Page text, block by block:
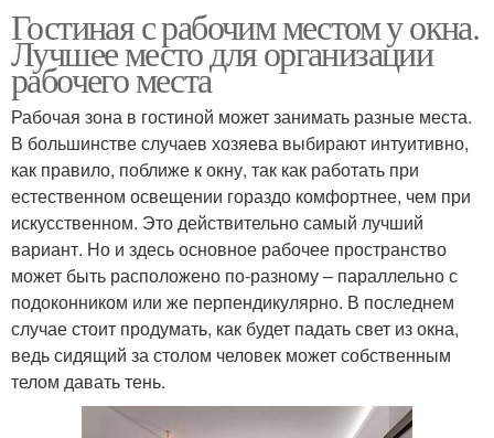
Гостиная с рабочим местом у окна.
Лучшее место для организации
рабочего места
Рабочая зона в гостиной может занимать разные места.
В большинстве случаев хозяева выбирают интуитивно,
как правило, поближе к окну, так как работать при
естественном освещении гораздо комфортнее, чем при
искусственном. Это действительно самый лучший
вариант. Но и здесь основное рабочее пространство
может быть расположено по-разному – параллельно с
подоконником или же перпендикулярно. В последнем
случае стоит продумать, как будет падать свет из окна,
ведь сидящий за столом человек может собственным
телом давать тень.